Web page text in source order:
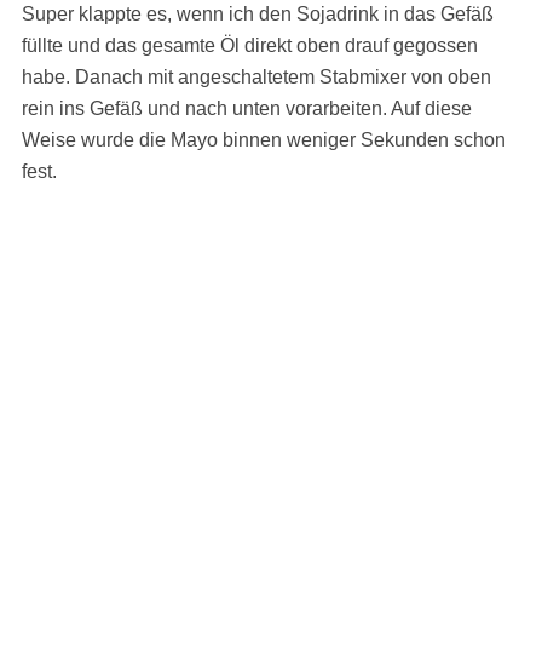
Super klappte es, wenn ich den Sojadrink in das Gefäß
füllte und das gesamte Öl direkt oben drauf gegossen
habe. Danach mit angeschaltetem Stabmixer von oben
rein ins Gefäß und nach unten vorarbeiten. Auf diese
Weise wurde die Mayo binnen weniger Sekunden schon
fest.